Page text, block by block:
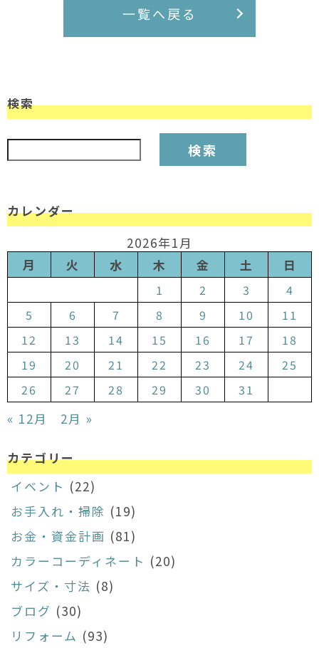
一覧へ戻る
検索
検索:
カレンダー
2026年1月
月
火 水 木 金 土 日
1 2 3
4
5
6 7 8 9 10
11
12
13 14 15 16 17
18
19
20 21 22 23 24
25
26
27 28 29 30 31
« 12月 2月 »
カテゴリー
イベント (22)
お手入れ・掃除 (19)
お金・資金計画 (81)
カラーコーディネート (20)
サイズ・寸法 (8)
ブログ (30)
リフォーム (93)